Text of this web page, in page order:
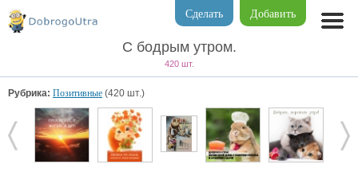
Добавить
Сделать
С бодрым утром.
420 шт.
Рубрика: Позитивные (420 шт.)